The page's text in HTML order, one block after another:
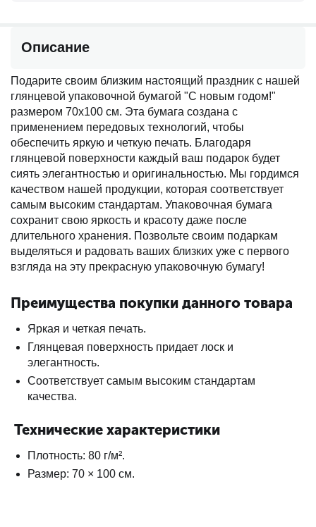
Описание
Подарите своим близким настоящий праздник с нашей
глянцевой упаковочной бумагой "С новым годом!"
размером 70х100 см. Эта бумага создана с
применением передовых технологий, чтобы
обеспечить яркую и четкую печать. Благодаря
глянцевой поверхности каждый ваш подарок будет
сиять элегантностью и оригинальностью. Мы гордимся
качеством нашей продукции, которая соответствует
самым высоким стандартам. Упаковочная бумага
сохранит свою яркость и красоту даже после
длительного хранения. Позвольте своим подаркам
выделяться и радовать ваших близких уже с первого
взгляда на эту прекрасную упаковочную бумагу!
Преимущества покупки данного товара
Яркая и четкая печать.
Глянцевая поверхность придает лоск и
элегантность.
Соответствует самым высоким стандартам
качества.
Технические характеристики
Плотность: 80 г/м².
Размер: 70 × 100 см.